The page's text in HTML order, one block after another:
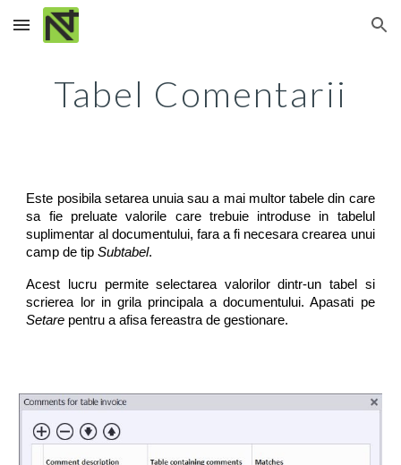
Skip to main content Skip to navigation
Tabel Comentarii
Este posibila setarea unuia sau a mai multor tabele din care
sa fie preluate valorile care trebuie introduse in tabelul
suplimentar al documentului, fara a fi necesara crearea unui
camp de tipSubtabel.
Acest lucru permite selectarea valorilor dintr-un tabel si
scrierea lor in grila principala a documentului. Apasati pe
Setare pentru a afisa fereastra de gestionare.